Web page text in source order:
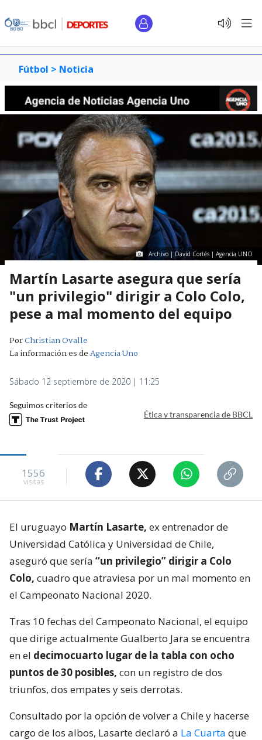
Fútbol > Noticia
Archivo | David Cortés | Agencia UNO
Martín Lasarte asegura que sería
"un privilegio" dirigir a Colo Colo,
pese a mal momento del equipo
PorChristian Ovalle
La información es deAgencia Uno
Sábado 12 septiembre de 2020 | 11:25
Seguimos criterios de
Ética y transparencia de BBCL
1556
visitas
El uruguayo Martín Lasarte, ex entrenador de
Universidad Católica y Universidad de Chile,
aseguró que sería “un privilegio” dirigir a Colo
Colo, cuadro que atraviesa por un mal momento en
el Campeonato Nacional 2020.
Tras 10 fechas del Campeonato Nacional, el equipo
que dirige actualmente Gualberto Jara se encuentra
en el decimocuarto lugar de la tabla con ocho
puntos de 30 posibles, con un registro de dos
triunfos, dos empates y seis derrotas.
Consultado por la opción de volver a Chile y hacerse
cargo de los albos, Lasarte declaró a La Cuarta que